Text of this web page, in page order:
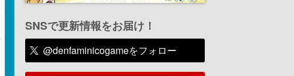
SNSで更新情報をお届け！
@denfaminicogameをフォロー